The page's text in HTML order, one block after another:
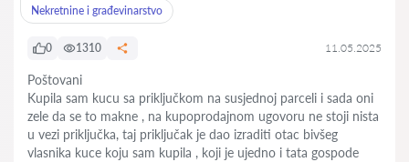
Nekretnine i građevinarstvo
0 1310 11.05.2025
Poštovani
Kupila sam kucu sa priključkom na susjednoj parceli i sada oni
zele da se to makne , na kupoprodajnom ugovoru ne stoji nista
u vezi priključka, taj priključak je dao izraditi otac bivšeg
vlasnika kuce koju sam kupila , koji je ujedno i tata gospode